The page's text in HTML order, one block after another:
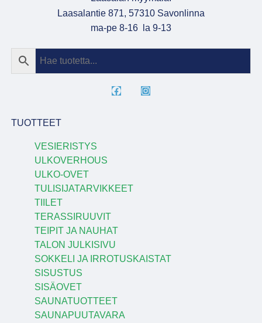
Laasalantie 871, 57310 Savonlinna
ma-pe 8-16 la 9-13
TUOTTEET
VESIERISTYS
ULKOVERHOUS
ULKO-OVET
TULISIJATARVIKKEET
TIILET
TERASSIRUUVIT
TEIPIT JA NAUHAT
TALON JULKISIVU
SOKKELI JA IRROTUSKAISTAT
SISUSTUS
SISÄOVET
SAUNATUOTTEET
SAUNAPUUTAVARA